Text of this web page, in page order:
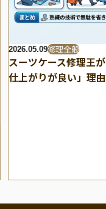
2026.05.09修理全般
スーツケース修理王
仕上がりが良い」理